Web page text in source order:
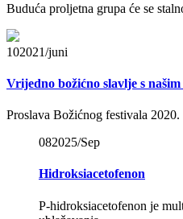
Buduća proljetna grupa će se
102021/juni
Vrijedno božićno slavlje s našim
Proslava Božićnog festivala
082025/Sep
Hidroksiacetofenon
P-hidroksiacetofenon je